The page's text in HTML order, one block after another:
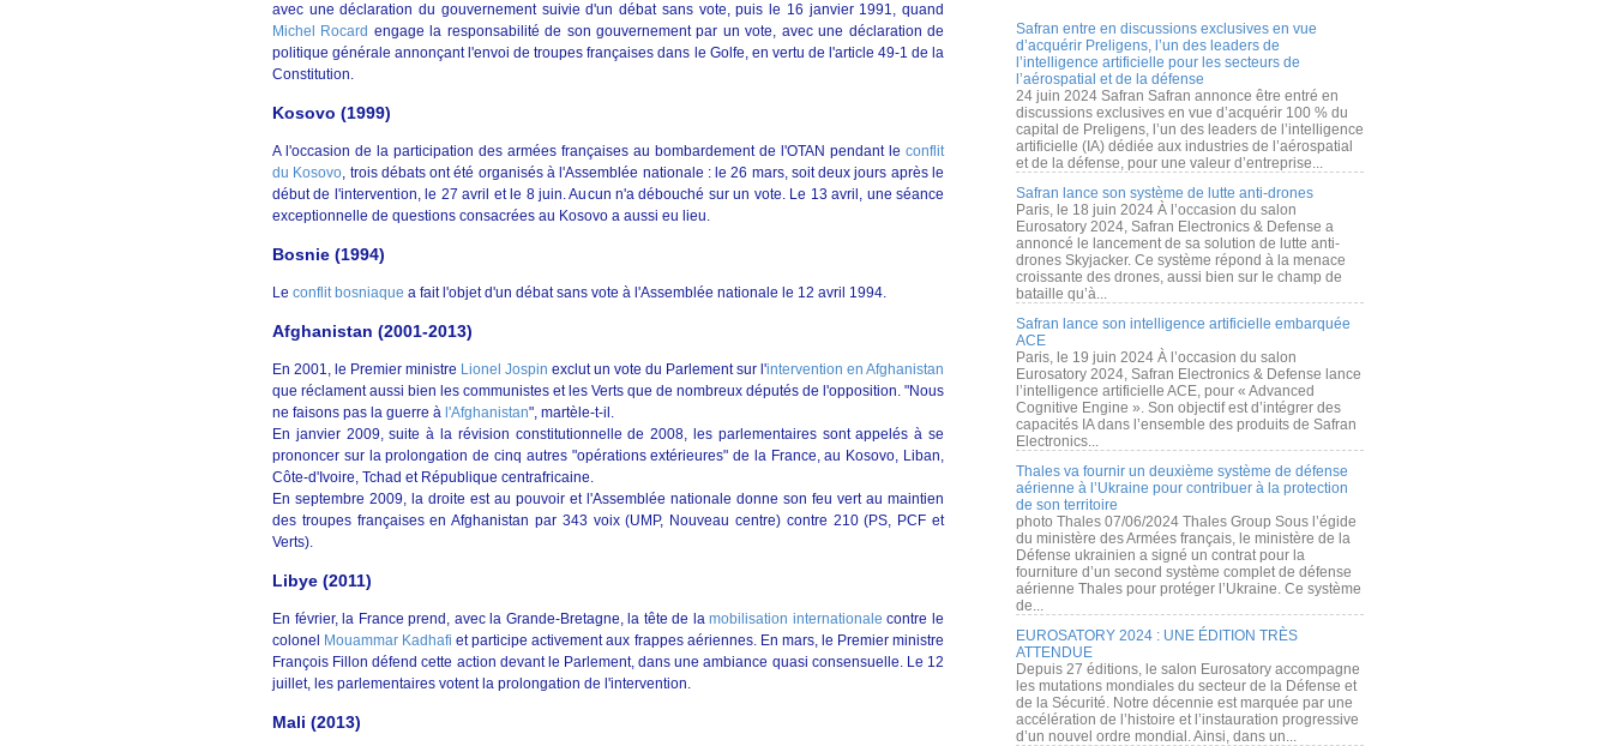
avec une déclaration du gouvernement suivie d'un débat sans vote, puis le 16 janvier 1991, quand
Michel Rocard engage la responsabilité de son gouvernement par un vote, avec une déclaration de
politique générale annonçant l'envoi de troupes françaises dans le Golfe, en vertu de l'article 49-1 de la
Constitution.
Kosovo (1999)
A l'occasion de la participation des armées françaises au bombardement de l'OTAN pendant le conflit
du Kosovo, trois débats ont été organisés à l'Assemblée nationale : le 26 mars, soit deux jours après le
début de l'intervention, le 27 avril et le 8 juin. Aucun n'a débouché sur un vote. Le 13 avril, une séance
exceptionnelle de questions consacrées au Kosovo a aussi eu lieu.
Bosnie (1994)
Le conflit bosniaque a fait l'objet d'un débat sans vote à l'Assemblée nationale le 12 avril 1994.
Afghanistan (2001-2013)
En 2001, le Premier ministre Lionel Jospin exclut un vote du Parlement sur l'intervention en Afghanistan
que réclament aussi bien les communistes et les Verts que de nombreux députés de l'opposition. "Nous
ne faisons pas la guerre à l'Afghanistan", martèle-t-il.
En janvier 2009, suite à la révision constitutionnelle de 2008, les parlementaires sont appelés à se
prononcer sur la prolongation de cinq autres "opérations extérieures" de la France, au Kosovo, Liban,
Côte-d'Ivoire, Tchad et République centrafricaine.
En septembre 2009, la droite est au pouvoir et l'Assemblée nationale donne son feu vert au maintien
des troupes françaises en Afghanistan par 343 voix (UMP, Nouveau centre) contre 210 (PS, PCF et
Verts).
Libye (2011)
En février, la France prend, avec la Grande-Bretagne, la tête de lamobilisation internationale contre le
colonel
Mouammar Kadhafi et participe activement aux frappes aériennes. En mars, le Premier ministre
François Fillon défend cette action devant le Parlement, dans une ambiance quasi consensuelle. Le 12
juillet, les parlementaires votent la prolongation de l'intervention.
Mali (2013)
Safran entre en discussions exclusives en vue
d’acquérir Preligens, l’un des leaders de
l’intelligence artificielle pour les secteurs de
l’aérospatial et de la défense
24 juin 2024 Safran Safran annonce être entré en
discussions exclusives en vue d’acquérir 100 % du
capital de Preligens, l’un des leaders de l’intelligence
artificielle (IA) dédiée aux industries de l’aérospatial
et de la défense, pour une valeur d’entreprise...
Safran lance son système de lutte anti-drones
Paris, le 18 juin 2024 À l’occasion du salon
Eurosatory 2024, Safran Electronics & Defense a
annoncé le lancement de sa solution de lutte anti-
drones Skyjacker. Ce système répond à la menace
croissante des drones, aussi bien sur le champ de
bataille qu’à...
Safran lance son intelligence artificielle embarquée
ACE
Paris, le 19 juin 2024 À l’occasion du salon
Eurosatory 2024, Safran Electronics & Defense lance
l’intelligence artificielle ACE, pour « Advanced
Cognitive Engine ». Son objectif est d’intégrer des
capacités IA dans l’ensemble des produits de Safran
Electronics...
Thales va fournir un deuxième système de défense
aérienne à l’Ukraine pour contribuer à la protection
de son territoire
photo Thales 07/06/2024 Thales Group Sous l’égide
du ministère des Armées français, le ministère de la
Défense ukrainien a signé un contrat pour la
fourniture d’un second système complet de défense
aérienne Thales pour protéger l’Ukraine. Ce système
de...
EUROSATORY 2024 : UNE ÉDITION TRÈS
ATTENDUE
Depuis 27 éditions, le salon Eurosatory accompagne
les mutations mondiales du secteur de la Défense et
de la Sécurité. Notre décennie est marquée par une
accélération de l’histoire et l’instauration progressive
d’un nouvel ordre mondial. Ainsi, dans un...